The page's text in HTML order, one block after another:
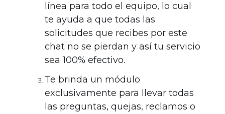
línea para todo el equipo, lo cual
te ayuda a que todas las
solicitudes que recibes por este
chat no se pierdan y así tu servicio
sea 100% efectivo.
Te brinda un módulo
exclusivamente para llevar todas
las preguntas, quejas, reclamos o